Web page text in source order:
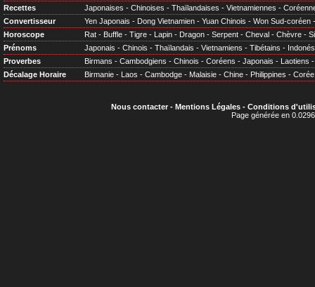
Recettes
Japonaises - Chinoises - Thaïlandaises - Vietnamiennes -
Convertisseur
Yen Japonais - Dong Vietnamien - Yuan Chinois - Won Sud-coréen
Horoscope
Rat - Buffle - Tigre - Lapin - Dragon - Serpent - Cheval - Chèvre -
Prénoms
Japonais - Chinois - Thaïlandais - Vietnamiens - Tibétains -
Proverbes
Birmans - Cambodgiens - Chinois - Coréens - Japonais - Laotiens
Décalage Horaire
Birmanie - Laos - Cambodge - Malaisie - Chine - Philippines - Corée
Nous contacter- Mentions Légales- Conditions
Page générée en